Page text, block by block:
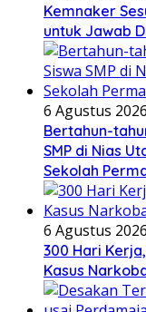
Kemnaker
untuk Jawab
6 Agustus 2026
Bertahun-
SMP di Nias
Sekolah
6 Agustus 2026
300 Hari
Kasus